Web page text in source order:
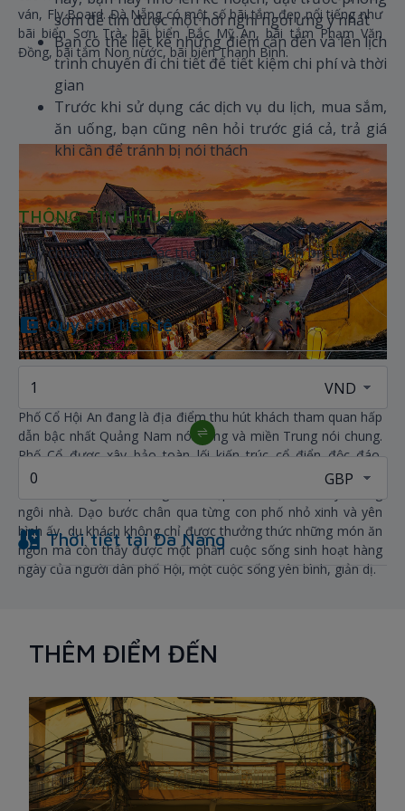
ván, Fly Board. Đà Nẵng có một số bãi tắm đẹp nổi tiếng như
bãi biển Sơn Trà, bãi biển Bắc Mỹ An, bãi tắm Phạm Văn
Đồng, bãi tắm Non nước, bãi biển Thanh Bình.
Phố Cổ Hội An đang là địa điểm thu hút khách tham quan hấp
dẫn bậc nhất Quảng Nam nói riêng và miền Trung nói chung.
Phố Cổ được xây bảo toàn lối kiến trúc cổ điển độc đáo.
Đường phố ở khu phố cổ được bố trí ngang dọc theo kiểu bàn
ngôi nhà. Dạo bước chân qua từng con phố nhỏ xinh và yên
bình ấy, du khách không chỉ được thưởng thức những món ăn
ngon mà còn thấy được một phần cuộc sống sinh hoạt hàng
ngày của người dân phố Hội, một cuộc sống yên bình, giản dị.
sớm để tìm được một nơi nghỉ ngơi ưng ý nhất
Bạn có thể liệt kê những điểm cần đến và lên lịch
trình chuyến đi chi tiết để tiết kiệm chi phí và thời
gian
Trước khi sử dụng các dịch vụ du lịch, mua sắm,
ăn uống, bạn cũng nên hỏi trước giá cả, trả giá
khi cần để tránh bị nói thách
THÔNG TIN HỮU ÍCH
Hãy chuẩn bị trước các thông tin để chuẩn bị cuộc
hành trình khám phá đầy thú vị!
Quy đổi tiền tệ
Thời tiết tạiDa Nang
THÊM ĐIỂM ĐẾN